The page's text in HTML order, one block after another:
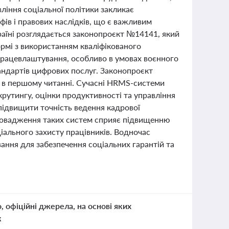
соціальної політики закликає
і правових наслідків, що є важливим
розглядається законопроєкт №14141, який
з використанням кваліфікованого
особливо в умовах воєнного
цифрових послуг. Законопроєкт
першому читанні. Сучасні HRMS-системи
оцінки продуктивності та управління
точність ведення кадрової
таких систем сприяє підвищенню
захисту працівників. Водночас
для забезпечення соціальних гарантій та
офіційні джерела, на основі яких